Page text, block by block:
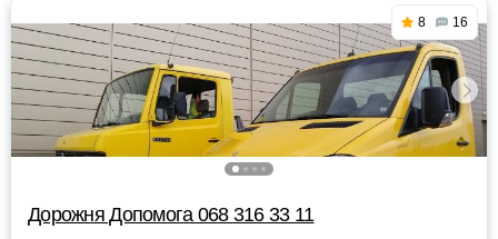
8 16
Дорожня Допомога 068 316 33 11